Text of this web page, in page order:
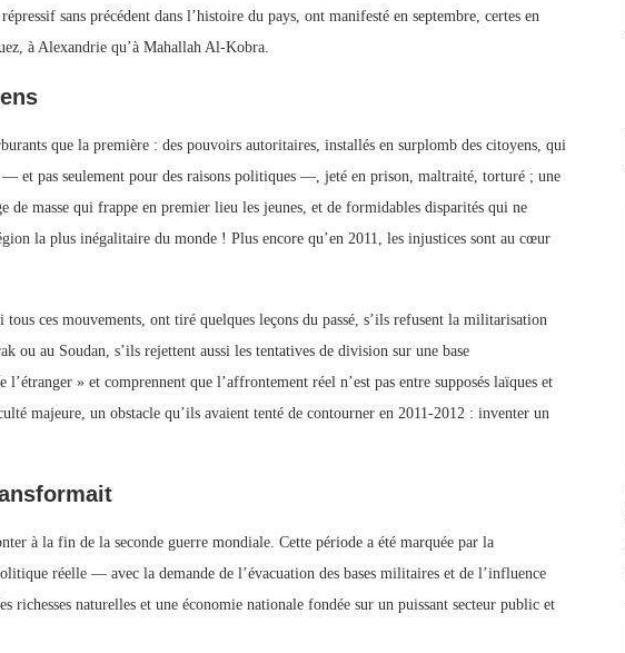
sans précédent dans l’histoire du pays, ont manifesté en septembre, certes en
à Alexandrie qu’à Mahallah Al-Kobra.
que la première : des pouvoirs autoritaires, installés en surplomb des citoyens, qui
et pas seulement pour des raisons politiques —, jeté en prison, maltraité, torturé ; une
de masse qui frappe en premier lieu les jeunes, et de formidables disparités qui ne
la plus inégalitaire du monde ! Plus encore qu’en 2011, les injustices sont au cœur
tous ces mouvements, ont tiré quelques leçons du passé, s’ils refusent la militarisation
ou au Soudan, s’ils rejettent aussi les tentatives de division sur une base
» et comprennent que l’affrontement réel n’est pas entre supposés laïques et
majeure, un obstacle qu’ils avaient tenté de contourner en 2011-2012 : inventer un
à la fin de la seconde guerre mondiale. Cette période a été marquée par la
réelle — avec la demande de l’évacuation des bases militaires et de l’influence
richesses naturelles et une économie nationale fondée sur un puissant secteur public et